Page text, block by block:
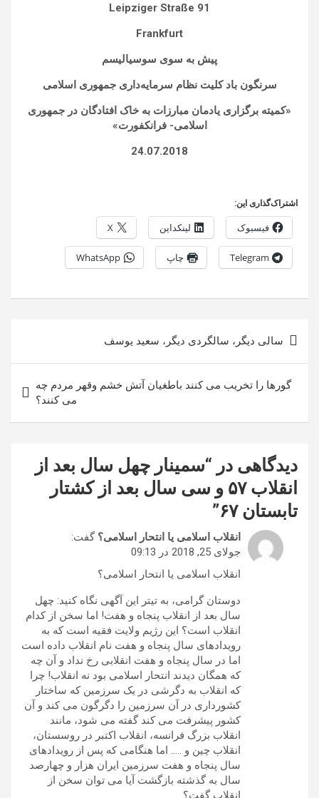
Leipziger Straße 91
Frankfurt
پیش به سوی سوسیالیسم
سرنگون باد کلیت نظام سرمایه‌داری جمهوری اسلامی
«کمیته برگزاری یادمان مبارزات به خاک افتادگان در جمهوری
اسلامی- فرانکفورت»
24.07.2018
اشتراک‌گذاری این:
فیسبوک لینکداین X
Telegram چاپ WhatsApp
راهبری
سالی دیگر، سالگردی دیگر، سعید یوسف
گورها را تخریب می کنند باطغیان آتش خشم وقهر مردم چه
می کنند؟
دیدگاهی در “سمینار چهل سال بعد از
انقلاب ۵۷ و سی سال بعد از کشتار
تابستان ۶۷
”
انقلاب اسلامی یا انتحار اسلامی؟ گفت:
جولای 25, 2018 در 09:13
انقلاب اسلامی یا انتحار اسلامی؟
دوستان گرامی، به تیتر این آگهی نگاه کنید: چهل
سال بعد از انقلاب پنجاه و هفت! اما سخن از کدام
انقلاب است؟ این رژیم ولایت فقیه است که به
رویدادهای سال پنجاه و هفت نام انقلاب داده است
اما در سال پنجاه و هفت انقلابی رخ نداد و آن چه
که همگان دیدند انتحار اسلامی بود نه انقلاب! چرا
که انقلاب به دگرشی در یک سرزمین که ساختار
کشورداری در آن سرزمین را دگرگون می کند و آن
کشور پیشرفت می کند گفته می شود، مانند
انقلاب بزرگ فرانسه، انقلاب اکتبر در روسستان،
انقلاب چین و ….. اما هنگامی که پس از رویدادهای
سال پنجاه و هفت سرزمین ایران هزار و چهارصد
سال به گذشته بازگشت آیا می توان سخن از
انقلاب گفت؟